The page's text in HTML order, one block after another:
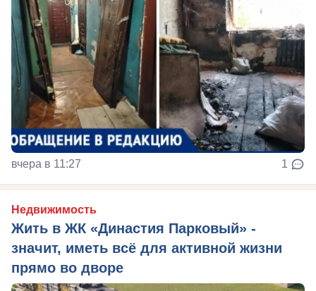
вчера в 11:27 1
Недвижимость
Жить в ЖК «Династия Парковый» -
значит, иметь всё для активной жизни
прямо во дворе